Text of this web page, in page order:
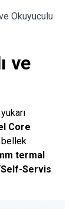
Okuyuculu
ve
Core
termal
Servis